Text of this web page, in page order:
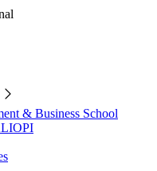
& Business School